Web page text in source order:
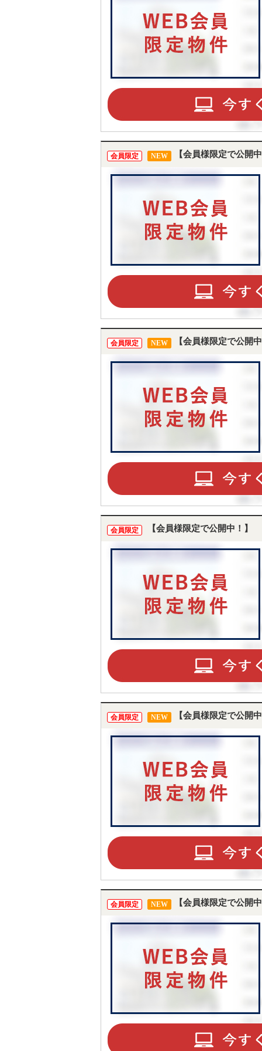
会員限定 NEW 【会員様限定で公開
会員限定 NEW 【会員様限定で公開
会員限定 【会員様限定で公開中！】
会員限定 NEW 【会員様限定で公開
会員限定 NEW 【会員様限定で公開